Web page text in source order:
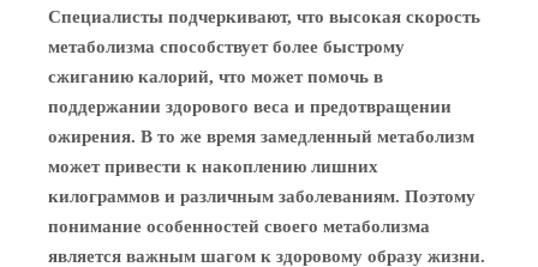
Специалисты подчеркивают, что высокая скорость
метаболизма способствует более быстрому
сжиганию калорий, что может помочь в
поддержании здорового веса и предотвращении
ожирения. В то же время замедленный метаболизм
может привести к накоплению лишних
килограммов и различным заболеваниям. Поэтому
понимание особенностей своего метаболизма
является важным шагом к здоровому образу жизни.